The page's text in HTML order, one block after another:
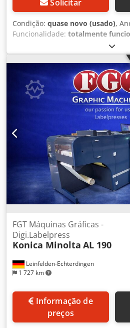
pessoalmente.
Solicitar
Condição: quase novo (usado),
Funcionalidade: totalmente
, leitura do contador
uma Canon imagePress V900 em
com 90 páginas/min - Resolução
2400 dpi - Impressão de banners
comprimento - Funcionalidades
processamento de mídias -
flyers, cartazes, materiais de
Inclui também o Booklet Finisher-
Preço novo: 42.000€ Codpfxsw Et
entre em contato.
Leinfelden-Echterdingen
1 727 km
FGT Máquinas Gráficas -
Digi.Labelpress
Konica Minolta AL 190
preços